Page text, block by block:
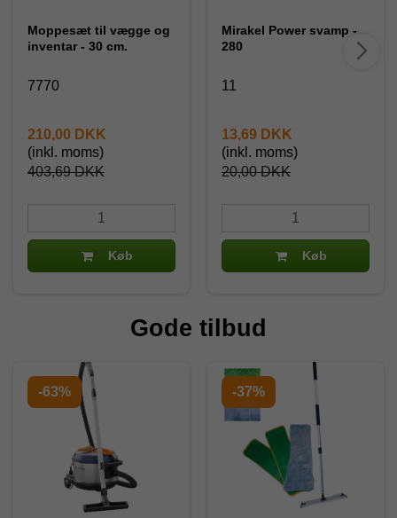
Moppesæt til vægge og
inventar - 30 cm.
7770
403,69 DKK
210,00 DKK
(inkl. moms)
Køb
Mirakel Power svamp -
280
11
20,00 DKK
13,69 DKK
(inkl. moms)
Køb
Gode tilbud
-63% -37%